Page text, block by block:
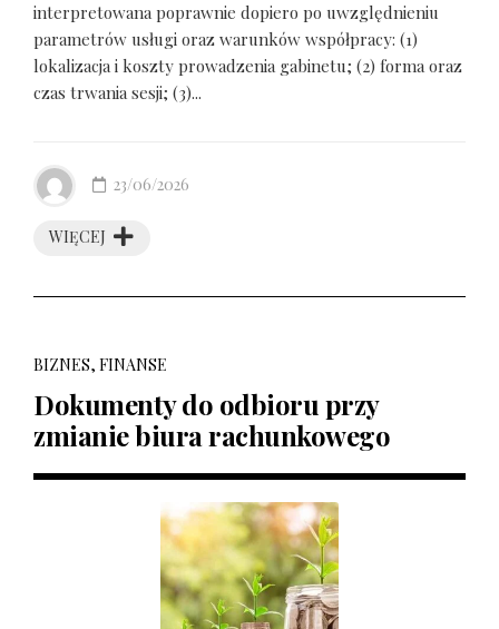
interpretowana poprawnie dopiero po uwzględnieniu
parametrów usługi oraz warunków współpracy: (1)
lokalizacja i koszty prowadzenia gabinetu; (2) forma oraz
czas trwania sesji; (3)...
WIĘCEJ
23/06/2026
BIZNES, FINANSE
Dokumenty do odbioru przy
zmianie biura rachunkowego